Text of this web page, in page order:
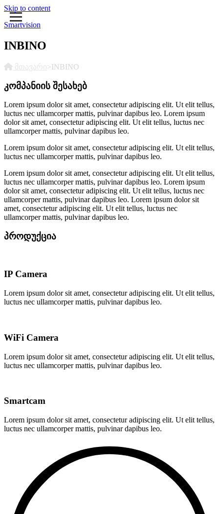
Skip to content
Smartvision
INBINO
მთავარი>INBINO
კომპანიის შესახებ
Lorem ipsum dolor sit amet, consectetur adipiscing elit. Ut elit tellus,
luctus nec ullamcorper mattis, pulvinar dapibus leo. Lorem ipsum
dolor sit amet, consectetur adipiscing elit. Ut elit tellus, luctus nec
ullamcorper mattis, pulvinar dapibus leo.
Lorem ipsum dolor sit amet, consectetur adipiscing elit. Ut elit tellus,
luctus nec ullamcorper mattis, pulvinar dapibus leo.
Lorem ipsum dolor sit amet, consectetur adipiscing elit. Ut elit tellus,
luctus nec ullamcorper mattis, pulvinar dapibus leo. Lorem ipsum
dolor sit amet, consectetur adipiscing elit. Ut elit tellus, luctus nec
ullamcorper mattis, pulvinar dapibus leo. Lorem ipsum dolor sit
amet, consectetur adipiscing elit. Ut elit tellus, luctus nec
ullamcorper mattis, pulvinar dapibus leo.
პროდუქცია
IP Camera
Lorem ipsum dolor sit amet, consectetur adipiscing elit. Ut elit tellus,
luctus nec ullamcorper mattis, pulvinar dapibus leo.
WiFi Camera
Lorem ipsum dolor sit amet, consectetur adipiscing elit. Ut elit tellus,
luctus nec ullamcorper mattis, pulvinar dapibus leo.
Smartcam
Lorem ipsum dolor sit amet, consectetur adipiscing elit. Ut elit tellus,
luctus nec ullamcorper mattis, pulvinar dapibus leo.